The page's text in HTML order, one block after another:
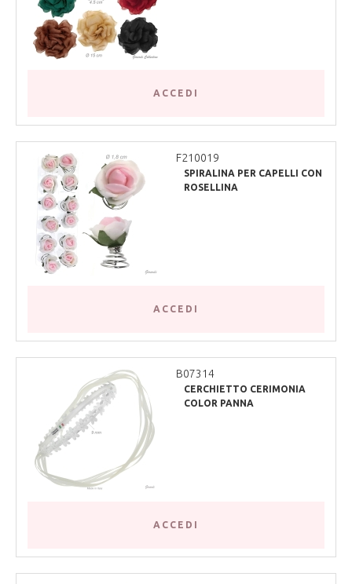
ACCEDI
F210019
SPIRALINA PER CAPELLI CON
ROSELLINA
ACCEDI
B07314
CERCHIETTO CERIMONIA
COLOR PANNA
ACCEDI